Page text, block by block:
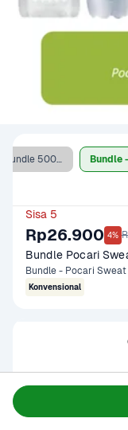
Bundle 500 ml + Soyjoy Open Sesame
Sisa 5
Rp26.900 4%
Bundle Pocari
Konvensional
Informasi